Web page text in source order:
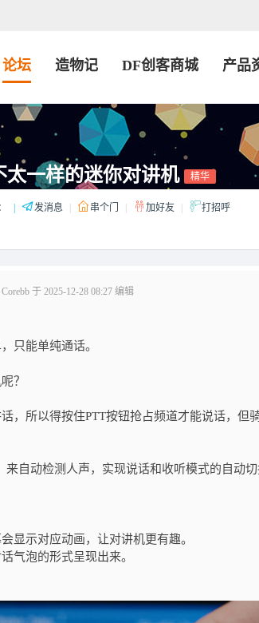
论坛 造物记 DF创客商城 产品
太一样的迷你对讲机 精华
发消息 串个门 加好友 打招呼
于 2025-12-28 08:27 编辑
只能单纯通话。
？
，所以得按住PTT按钮抢占频道才能说话，但
自动检测人声，实现说话和收听模式的自动
显示对应动画，让对讲机更有趣。
气泡的形式呈现出来。